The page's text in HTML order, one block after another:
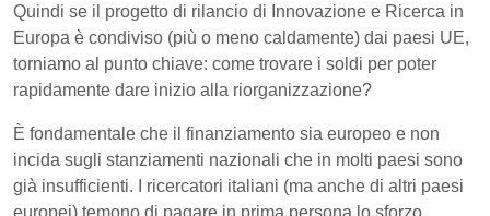
Quindi se il progetto di rilancio di Innovazione e Ricerca in
Europa è condiviso (più o meno caldamente) dai paesi UE,
torniamo al punto chiave: come trovare i soldi per poter
rapidamente dare inizio alla riorganizzazione?
È fondamentale che il finanziamento sia europeo e non
incida sugli stanziamenti nazionali che in molti paesi sono
già insufficienti. I ricercatori italiani (ma anche di altri paesi
europei) temono di pagare in prima persona lo sforzo